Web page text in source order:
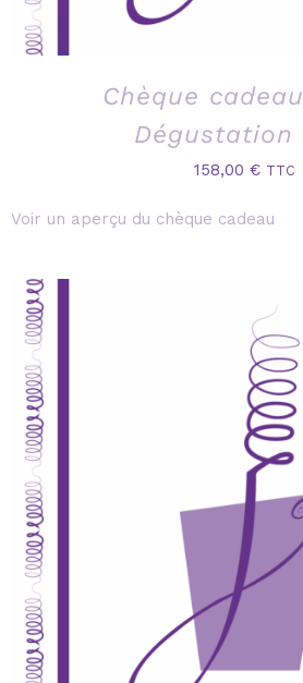
Chèque
Dégustation
158,00 € TTC
Voir un aperçu du chèque cadeau